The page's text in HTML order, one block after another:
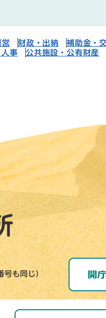
営 財政・出納 補助金・
事 公共施設・公有財産
も同じ）